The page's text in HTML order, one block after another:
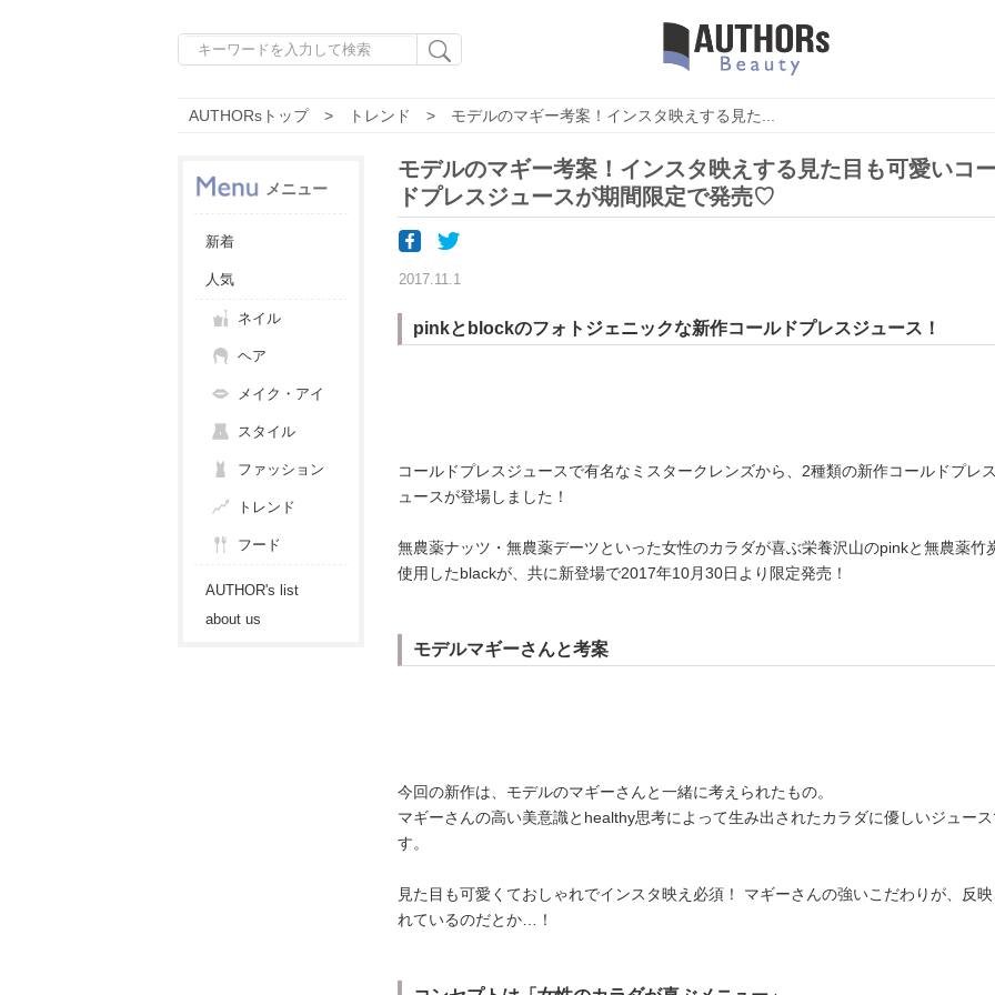
AUTHORsトップ トレンド モデルのマギー考案！インスタ映えする見た...
メニュー
新着
人気
ネイル
ヘア
メイク・アイ
スタイル
ファッション
トレンド
フード
AUTHOR's list
about us
モデルのマギー考案！インスタ映えする見た目も可愛いコ
ドプレスジュースが期間限定で発売♡
2017.11.1
pinkとblockのフォトジェニックな新作コールドプレスジュース！
コールドプレスジュースで有名なミスタークレンズから、2種類の新作コールドプレ
ュースが登場しました！
無農薬ナッツ・無農薬デーツといった女性のカラダが喜ぶ栄養沢山のpinkと無農薬竹
使用したblackが、共に新登場で2017年10月30日より限定発売！
モデルマギーさんと考案
今回の新作は、モデルのマギーさんと一緒に考えられたもの。
マギーさんの高い美意識とhealthy思考によって生み出されたカラダに優しいジュー
す。
見た目も可愛くておしゃれでインスタ映え必須！ マギーさんの強いこだわりが、反映
れているのだとか…！